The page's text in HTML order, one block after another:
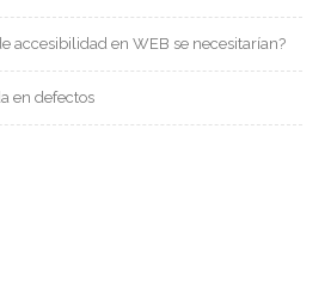
accesibilidad en WEB se necesitarían?
en defectos